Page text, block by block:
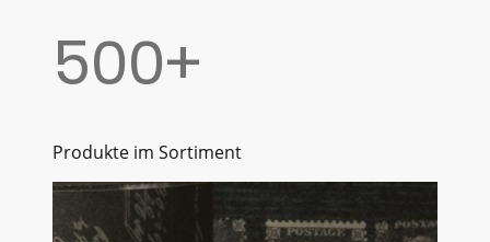
500+
Produkte im Sortiment